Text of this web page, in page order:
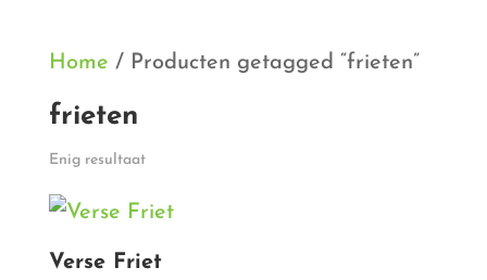
Home / Producten getagged “frieten”
frieten
Enig resultaat
Verse Friet